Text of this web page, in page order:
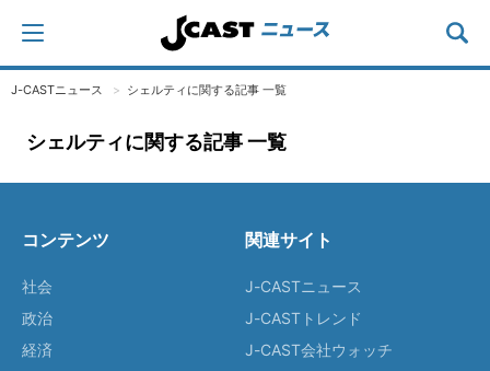
J-CASTニュース シェルティに関する記事 一覧
シェルティに関する記事 一覧
コンテンツ
社会
政治
経済
関連サイト
J-CASTニュース
J-CASTトレンド
J-CAST会社ウォッチ